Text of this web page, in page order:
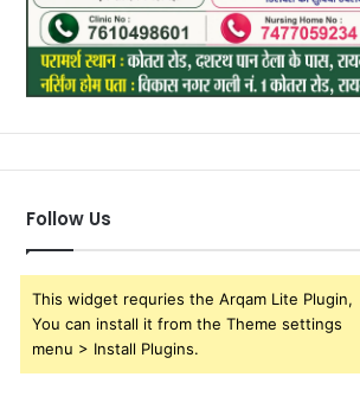
Follow Us
This widget requries the Arqam Lite Plugin,
You can install it from the Theme settings
menu > Install Plugins.